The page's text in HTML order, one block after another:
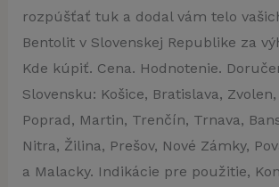
rozpúšťať tuk a dodal vám telo
Bentolit v Slovenskej Republike za
Kde kúpiť. Cena. Hodnotenie.
Slovensku: Košice, Bratislava,
Poprad, Martin, Trenčín, Trnava,
Nitra, Žilina, Prešov, Nové Zámky,
a Malacky. Indikácie pre použitie,